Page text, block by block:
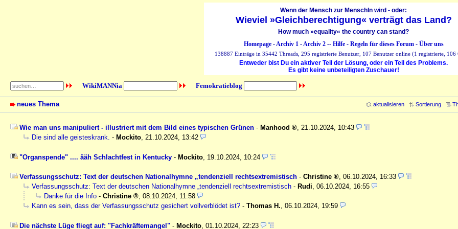
Wenn der Mensch zur MenschIn wird - oder:
Wieviel »Gleichberechtigung« verträgt das Land?
How much »equality« the country can stand?
Homepage-Archiv 1-Archiv 2-- Hilfe- Regeln für dieses Forum- Über uns
138887 Einträge in 35442 Threads, 295 registrierte Benutzer, 107 Benutzer online (1 registrierte, 106
Entweder bist Du ein aktiver Teil der Lösung, oder ein Teil des Problems.
Es gibt keine unbeteiligten Zuschauer!
WikiMANNia Femokratieblog
neues Thema aktualisieren Sortierung
Wie man uns manipuliert - illustriert mit dem Bild eines typischen Grünen - Manhood
21.10.2024, 10:43
Die sind alle geisteskrank. - Mockito 21.10.2024, 13:42
"Organspende" .... ääh Schlachtfest in Kentucky - Mockito 19.10.2024, 10:24
Verfassungsschutz: Text der deutschen Nationalhymne „tendenziell rechtsextremistisch - Christine , 06.10.2024, 16:33
Verfassungsschutz: Text der deutschen Nationalhymne „tendenziell rechtsextremistisch - Rudi, 06.10.2024, 16:55
Danke für die Info - Christine , 08.10.2024, 11:58
Kann es sein, dass der Verfassungsschutz gesichert vollverblödet ist? - Thomas H., 06.10.2024, 19:59
Die nächste Lüge fliegt auf: "Fachkräftemangel" - Mockito 01.10.2024, 22:23